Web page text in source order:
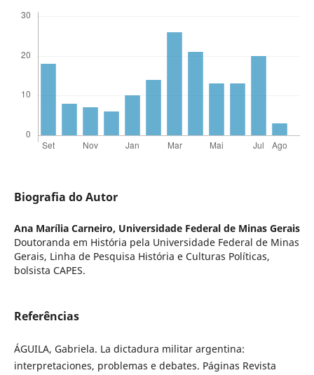
Biografia do Autor
Ana Marília Carneiro, Universidade Federal de Minas Gerais
Doutoranda em História pela Universidade Federal de Minas
Gerais, Linha de Pesquisa História e Culturas Políticas,
bolsista CAPES.
Referências
ÁGUILA, Gabriela. La dictadura militar argentina:
interpretaciones, problemas e debates. Páginas Revista